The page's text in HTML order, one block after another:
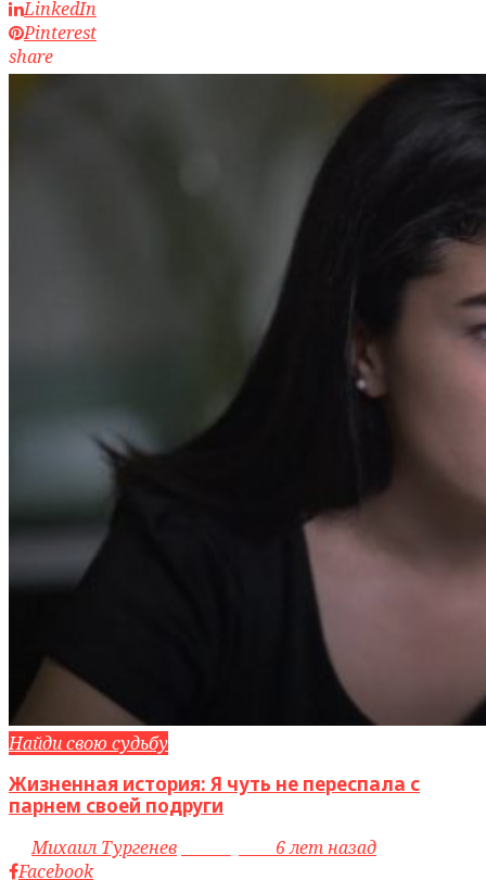
LinkedIn
Pinterest
share
Найди свою судьбу
Жизненная история: Я чуть не переспала с
парнем своей подруги
byМихаил Тургенев
6 лет назад
Facebook